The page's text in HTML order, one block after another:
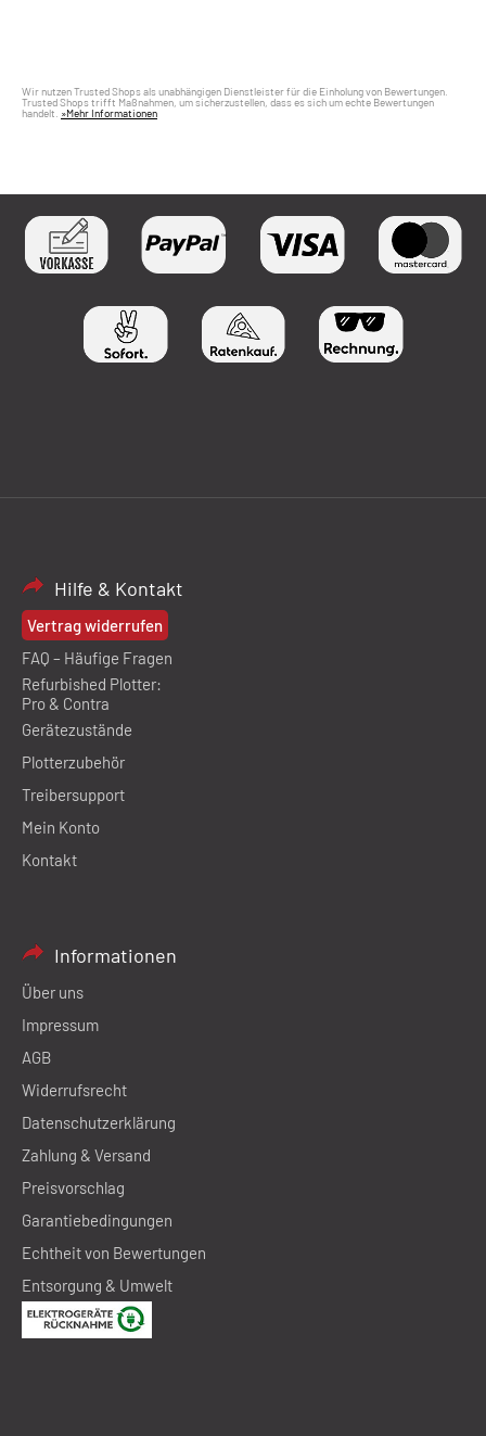
Wir nutzen Trusted Shops als unabhängigen Dienstleister für die Einholung von Bewertungen.
Trusted Shops trifft Maßnahmen, um sicherzustellen, dass es sich um echte Bewertungen
handelt. »Mehr Informationen
Hilfe & Kontakt
Vertrag widerrufen
FAQ – Häufige Fragen
Refurbished Plotter:
Pro & Contra
Gerätezustände
Plotterzubehör
Treibersupport
Mein Konto
Kontakt
Informationen
Über uns
Impressum
AGB
Widerrufsrecht
Datenschutzerklärung
Zahlung & Versand
Preisvorschlag
Garantiebedingungen
Echtheit von Bewertungen
Entsorgung & Umwelt